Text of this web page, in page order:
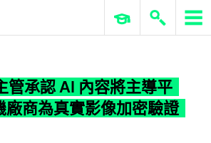
ERP 與商業 AI
承認 AI 內容將主導平
商為真實影像加密驗證